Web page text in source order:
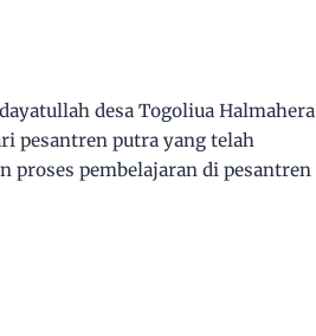
desa Togoliua Halmahera
pesantren putra yang telah
proses pembelajaran di pesantren